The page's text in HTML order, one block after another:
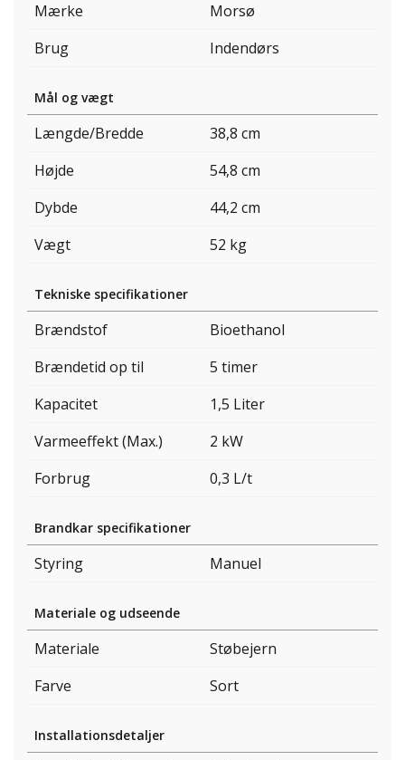
Mærke
Morsø
Brug
Indendørs
Mål og vægt
Længde/Bredde
38,8 cm
Højde
54,8 cm
Dybde
44,2 cm
Vægt
52 kg
Tekniske specifikationer
Brændstof
Bioethanol
Brændetid op til
5 timer
Kapacitet
1,5 Liter
Varmeeffekt (Max.)
2 kW
Forbrug
0,3 L/t
Brandkar specifikationer
Styring Manuel
Materiale og udseende
Materiale
Støbejern
Farve
Sort
Installationsdetaljer